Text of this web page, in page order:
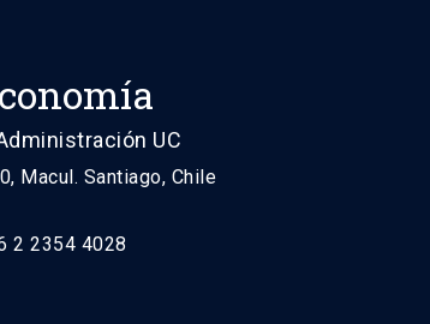
UC
Macul. Santiago, Chile
2 2354 4028